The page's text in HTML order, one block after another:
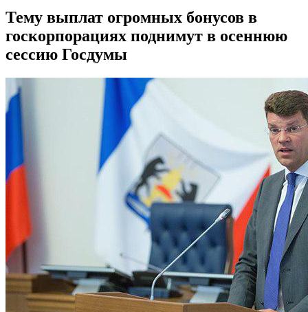
Тему выплат огромных бонусов в
госкорпорациях поднимут в осеннюю
сессию Госдумы